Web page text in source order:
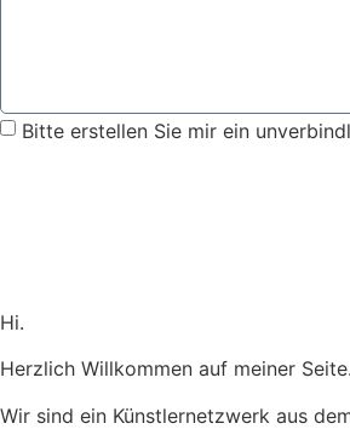
Bitte erstellen Sie mir ein
Hi.
Herzlich Willkommen auf meiner Seite.
Wir sind ein Künstlernetzwerk aus